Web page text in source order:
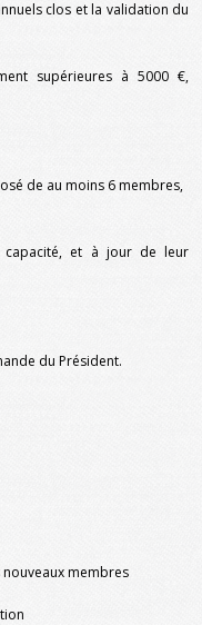
clos et la validation du
supérieures à 5000 €,
de au moins 6 membres,
capacité, et à jour de leur
du Président.
membres